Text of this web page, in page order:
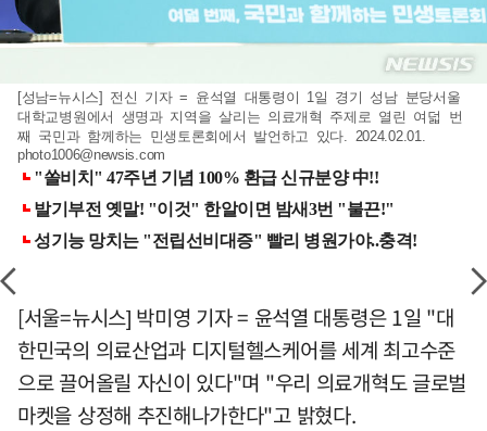
[성남=뉴시스] 전신 기자 = 윤석열 대통령이 1일 경기 성남 분당서울
대학교병원에서 생명과 지역을 살리는 의료개혁 주제로 열린 여덟 번
째 국민과 함께하는 민생토론회에서 발언하고 있다. 2024.02.01.
photo1006@newsis.com
[서울=뉴시스] 박미영 기자 = 윤석열 대통령은 1일 "대
한민국의 의료산업과 디지털헬스케어를 세계 최고수준
으로 끌어올릴 자신이 있다"며 "우리 의료개혁도 글로벌
마켓을 상정해 추진해나가한다"고 밝혔다.